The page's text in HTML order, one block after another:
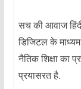
सच की आवाज
डिजिटल के
नैतिक शिक्षा का
प्रयासरत है.